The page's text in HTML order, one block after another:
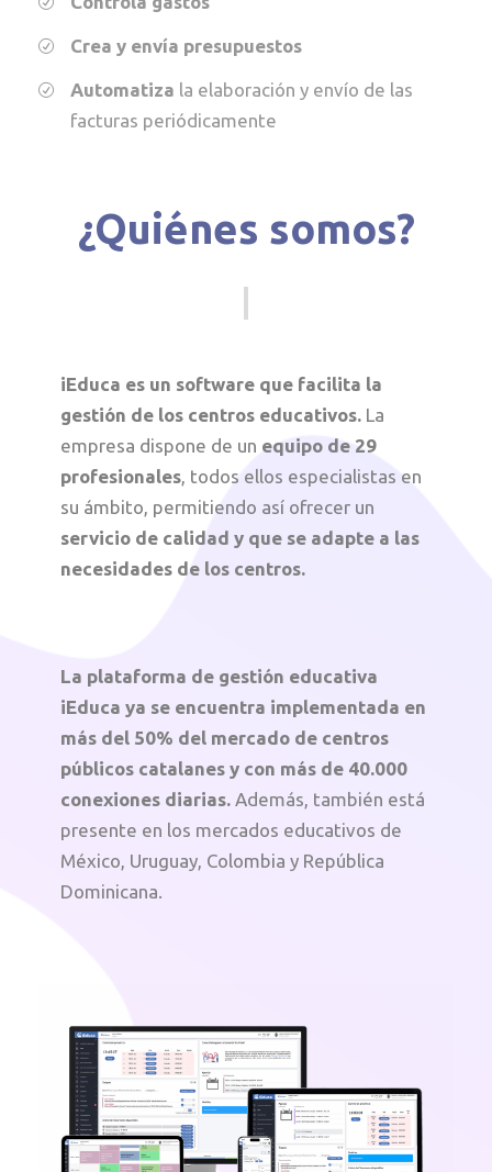
Crea y envía presupuestos
Automatiza la elaboración y envío de las
facturas periódicamente
¿Quiénes somos?
iEduca es un software que facilita la
gestión de los centros educativos. La
empresa dispone de un equipo de 29
profesionales, todos ellos especialistas en
su ámbito, permitiendo así ofrecer un
servicio de calidad y que se adapte a las
necesidades de los centros.
La plataforma de gestión educativa
iEduca ya se encuentra implementada en
más del 50% del mercado de centros
públicos catalanes y con más de 40.000
conexiones diarias. Además, también está
presente en los mercados educativos de
México, Uruguay, Colombia y República
Dominicana.